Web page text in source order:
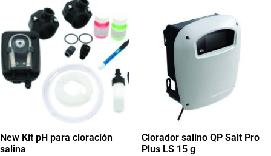
New Kit pH para cloración
salina
Clorador salino QP Salt Pro
Plus LS 15 g